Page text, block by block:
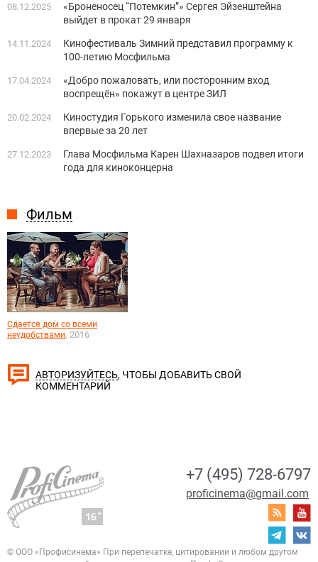
Фильм
Сдается дом со всеми
неудобствами, 2016
08.12.2025
«Броненосец “Потемкин”» Сергея Эйзенштейна
выйдет в прокат 29 января
14.11.2024
Кинофестиваль Зимний представил программу к
100-летию Мосфильма
17.04.2024
«Добро пожаловать, или посторонним вход
воспрещён» покажут в центре ЗИЛ
20.02.2024
Киностудия Горького изменила свое название
впервые за 20 лет
27.12.2023
Глава Мосфильма Карен Шахназаров подвел итоги
года для киноконцерна
АВТОРИЗУЙТЕСЬ, ЧТОБЫ ДОБАВИТЬ СВОЙ
КОММЕНТАРИЙ
+7 (495) 728-6797
proficinema@gmail.com
© ООО «Профисинема» При перепечатке, цитировании и любом другом